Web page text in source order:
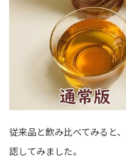
従来品と飲み比べてみると
認してみました。